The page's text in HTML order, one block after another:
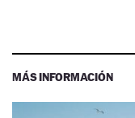
MÁS INFORMACIÓN